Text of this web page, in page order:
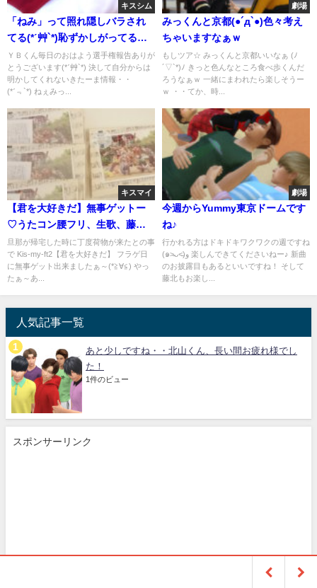
キスシム
「ねみ」って照れ隠しバラされ
てる(*ˊ艸`*)恥ずかしがってるの
可愛すぎるんじゃー(*ﾉД`*)5/23
はキスの日
ＹＢくん毎日のおはよう選手権報告ありが
とうございます(*ˊ艸`*) 決して自分からは
明かしてくれないきたーま情報・・
(*ˊ﹃`*) ねぇみっ...
劇場
みっくんと京都(●´д`●)色々考え
ちゃいますなぁｗ
もしツア☆ みっくんと京都いいなぁ (ﾉ
´▽`*)ﾉ きっと色んなところ食べ歩くんだ
ろうなぁｗ 一緒にまわれたら楽しそうー
ｗ ・・てか、時...
キスマイ
【君を大好きだ】無事ゲットー
♡うたコン腰フリ、生歌、藤北
やっばい(*ˊ艸`*)♡
旦那が帰宅した時に丁度荷物が来たとの事
で Kis-my-ft2【君を大好きだ】 フラゲ日
に無事ゲット出来ましたぁ～(*≧∀≦) やっ
たぁ～あ...
劇場
今週からYummy東京ドームです
ね♪
行かれる方はドキドキワクワクの週ですね
(๑˃̵ᴗ˂̵)و 楽しんできてくださいねー♪ 新曲
のお披露目もあるといいですね！ そして
藤北もお楽し...
人気記事一覧
あと少しですね・・北山くん、長い間お疲れ様でし
た！
1件のビュー
スポンサーリンク